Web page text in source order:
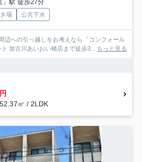
」駅 徒歩27分
場 公共下水
辺への引っ越しをお考えなら「コンフォール
加古川あいおい橋店まで徒歩3... もっと見る
㎡ / 2LDK